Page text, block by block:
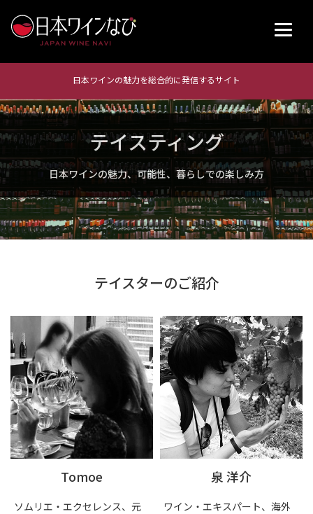
日本ワインの魅力を総合的に発信するサイト
テイスティング
日本ワインの魅力、可能性、暮らしでの楽しみ方
テイスターのご紹介
Tomoe
ソムリエ・エクセレンス、元
泉 洋介
ワイン・エキスパート、海外